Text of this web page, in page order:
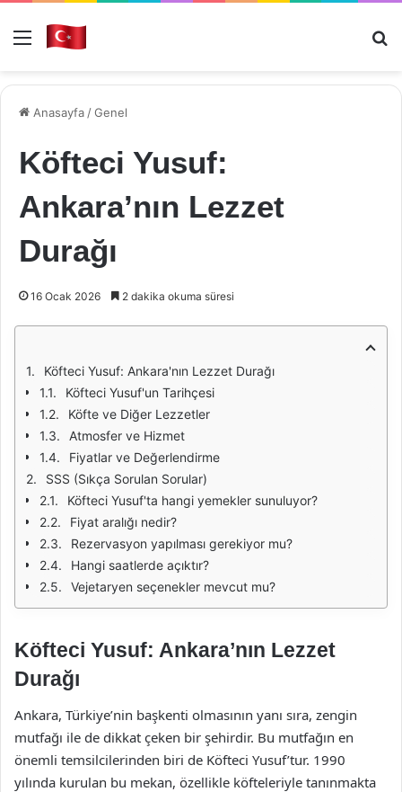
Menü
Anasayfa /Genel
Köfteci Yusuf:
Ankara’nın Lezzet
Durağı
16 Ocak 2026 2 dakika okuma süresi
Köfteci Yusuf: Ankara'nın Lezzet Durağı
Köfteci Yusuf'un Tarihçesi
Köfte ve Diğer Lezzetler
Atmosfer ve Hizmet
Fiyatlar ve Değerlendirme
SSS (Sıkça Sorulan Sorular)
Köfteci Yusuf'ta hangi yemekler sunuluyor?
Fiyat aralığı nedir?
Rezervasyon yapılması gerekiyor mu?
Hangi saatlerde açıktır?
Vejetaryen seçenekler mevcut mu?
Köfteci Yusuf: Ankara’nın Lezzet
Durağı
Ankara, Türkiye’nin başkenti olmasının yanı sıra, zengin
mutfağı ile de dikkat çeken bir şehirdir. Bu mutfağın en
önemli temsilcilerinden biri de Köfteci Yusuf’tur. 1990
yılında kurulan bu mekan, özellikle köfteleriyle tanınmakta